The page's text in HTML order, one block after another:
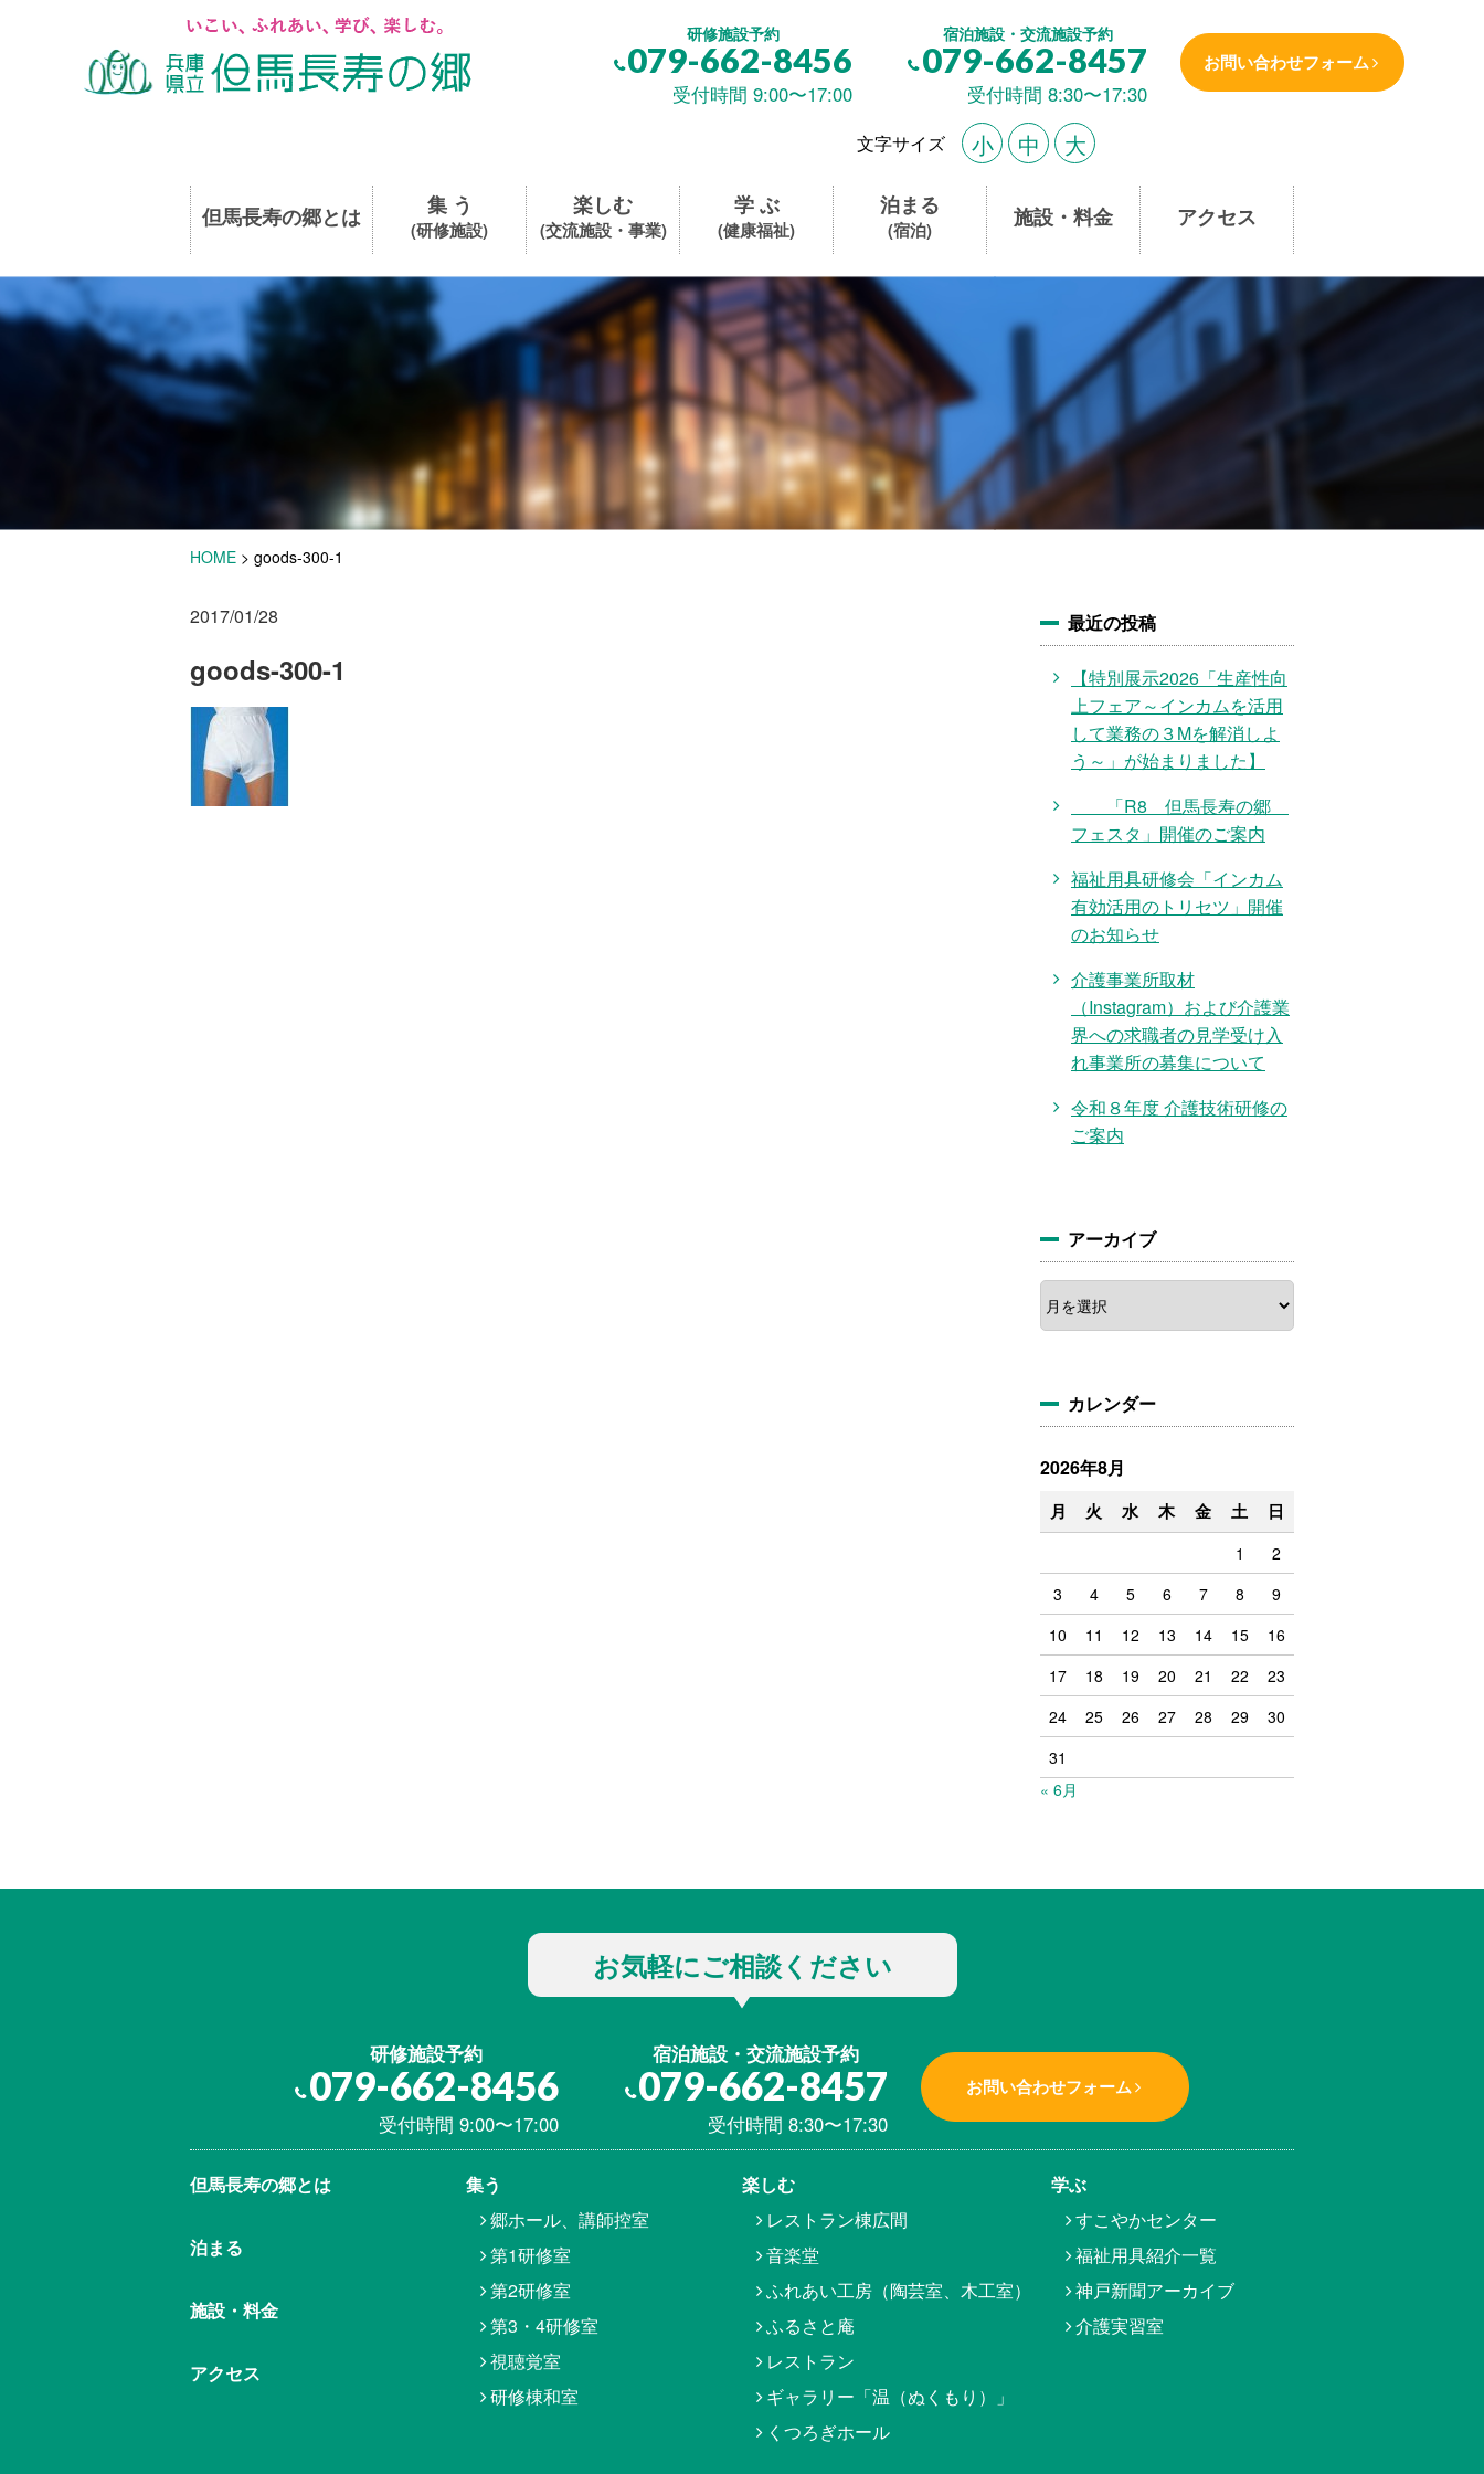
研修施設予約
079-662-8456
受付時間 9:00〜17:00
宿泊施設・交流施設予約
079-662-8457
受付時間 8:30〜17:30
お問い合わせフォーム
文字サイズ 小 中 大
但馬長寿の郷とは 集 う
(研修施設)
楽しむ
(交流施設・事業)
学 ぶ
(健康福祉)
泊まる
(宿泊) 施設・料金 アクセス
HOME > goods-300-1
2017/01/28
goods-300-1
最近の投稿
【特別展示2026「生産性向
上フェア～インカムを活用
して業務の３Mを解消しよ
う～」が始まりました】
「R8 但馬長寿の郷
フェスタ」開催のご案内
福祉用具研修会「インカム
有効活用のトリセツ」開催
のお知らせ
介護事業所取材
（Instagram）および介護業
界への求職者の見学受け入
れ事業所の募集について
令和８年度 介護技術研修の
ご案内
アーカイブ
ア
ー
カ
カレンダー
2026年8月
月 火 水 木 金 土 日
1
2
3
4 5 6 7 8
9
10
11 12 13 14 15
16
17
18 19 20 21 22
23
24
25 26 27 28 29
30
31
« 6月
お気軽にご相談ください
研修施設予約
079-662-8456
受付時間 9:00〜17:00
宿泊施設・交流施設予約
079-662-8457
受付時間 8:30〜17:30
お問い合わせフォーム
但馬⾧寿の郷とは
泊まる
施設・料金
アクセス
集う
郷ホール、講師控室
第1研修室
第2研修室
第3・4研修室
視聴覚室
研修棟和室
楽しむ
レストラン棟広間
音楽堂
ふれあい工房（陶芸室、木工室）
ふるさと庵
レストラン
ギャラリー「温（ぬくもり）」
くつろぎホール
学ぶ
すこやかセンター
福祉用具紹介一覧
神戸新聞アーカイブ
介護実習室